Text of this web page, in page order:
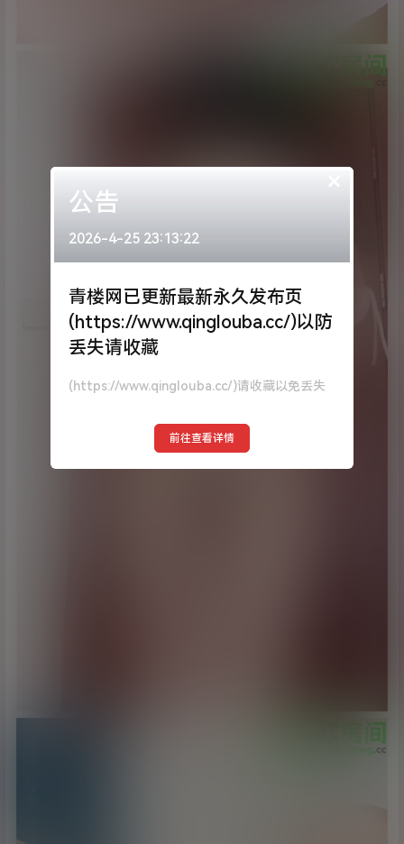
×
公告
2026-4-25 23:13:22
青楼网已更新最新永久发布页
(https://www.qinglouba.cc/)以防
丢失请收藏
(https://www.qinglouba.cc/)请收藏以免丢失
前往查看详情